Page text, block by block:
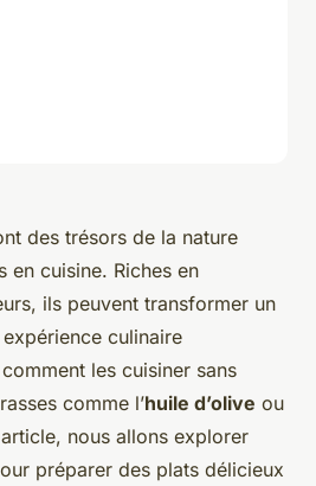
des trésors de la nature
en cuisine. Riches en
ils peuvent transformer un
culinaire
les cuisiner sans
comme l’huile d’olive ou
nous allons explorer
préparer des plats délicieux